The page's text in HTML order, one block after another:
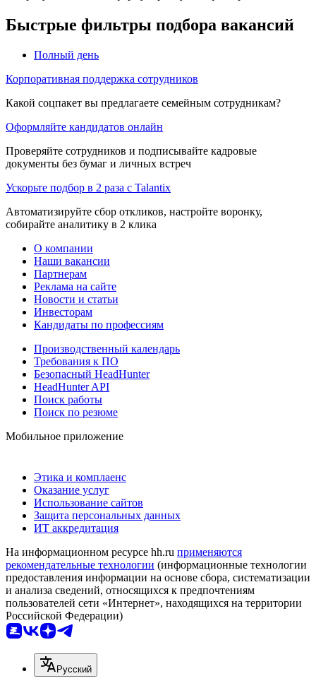
Быстрые фильтры подбора вакансий
Полный день
Корпоративная поддержка сотрудников
Какой соцпакет вы предлагаете семейным сотрудникам?
Оформляйте кандидатов онлайн
Проверяйте сотрудников и подписывайте кадровые
документы без бумаг и личных встреч
Ускорьте подбор в 2 раза с Talantix
Автоматизируйте сбор откликов, настройте воронку,
собирайте аналитику в 2 клика
О компании
Наши вакансии
Партнерам
Реклама на сайте
Новости и статьи
Инвесторам
Кандидаты по профессиям
Производственный календарь
Требования к ПО
Безопасный HeadHunter
HeadHunter API
Поиск работы
Поиск по резюме
Мобильное приложение
Этика и комплаенс
Оказание услуг
Использование сайтов
Защита персональных данных
ИТ аккредитация
На информационном ресурсе hh.ru применяются
рекомендательные технологии (информационные технологии
предоставления информации на основе сбора, систематизации
и анализа сведений, относящихся к предпочтениям
пользователей сети «Интернет», находящихся на территории
Российской Федерации)
Русский